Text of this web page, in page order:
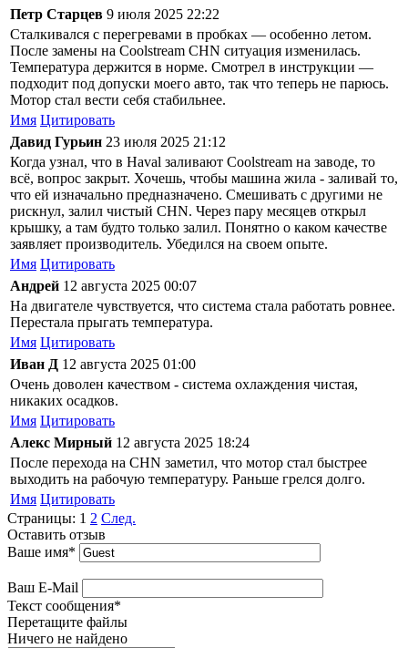
Петр Старцев 9 июля 2025 22:22
Сталкивался с перегревами в пробках — особенно летом.
После замены на Coolstream CHN ситуация изменилась.
Температура держится в норме. Смотрел в инструкции —
подходит под допуски моего авто, так что теперь не парюсь.
Мотор стал вести себя стабильнее.
Имя Цитировать
Давид Гурьин 23 июля 2025 21:12
Когда узнал, что в Haval заливают Coolstream на заводе, то
всё, вопрос закрыт. Хочешь, чтобы машина жила - заливай то,
что ей изначально предназначено. Смешивать с другими не
рискнул, залил чистый CHN. Через пару месяцев открыл
крышку, а там будто только залил. Понятно о каком качестве
заявляет производитель. Убедился на своем опыте.
Имя Цитировать
Андрей 12 августа 2025 00:07
На двигателе чувствуется, что система стала работать ровнее.
Перестала прыгать температура.
Имя Цитировать
Иван Д 12 августа 2025 01:00
Очень доволен качеством - система охлаждения чистая,
никаких осадков.
Имя Цитировать
Алекс Мирный 12 августа 2025 18:24
После перехода на CHN заметил, что мотор стал быстрее
выходить на рабочую температуру. Раньше грелся долго.
Имя Цитировать
Страницы: 1 2 След.
Оставить отзыв
Ваше имя*
Ваш E-Mail
Текст сообщения*
Перетащите файлы
Ничего не найдено